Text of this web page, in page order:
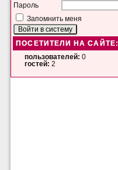
Пароль
Запомнить меня
ПОСЕТИТЕЛИ НА САЙТЕ:
пользователей: 0
гостей: 2